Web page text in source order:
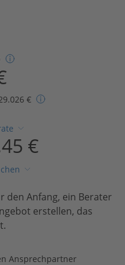
€
€
den Anfang, ein Berater
erstellen, das
Ansprechpartner